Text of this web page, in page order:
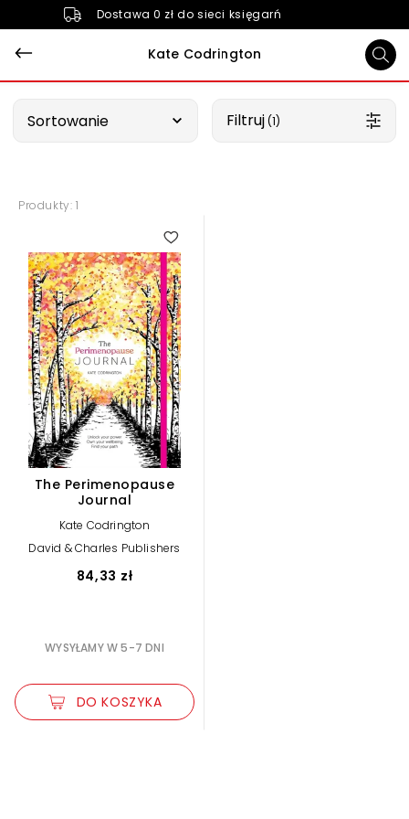
Dostawa 0 zł do sieci księgarń
Kate Codrington
Sortowanie Filtruj (1)
Produkty: 1
The Perimenopause
Journal
Kate Codrington
David & Charles Publishers
84,33 zł
WYSYŁAMY W 5-7 DNI
DO KOSZYKA